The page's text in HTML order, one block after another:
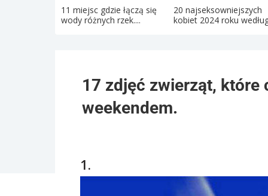
11 miejsc gdzie łączą się
wody różnych rzek....
20 najseksowniejszych
kobiet 2024 roku
17 zdjęć zwierząt, które
weekendem.
1.